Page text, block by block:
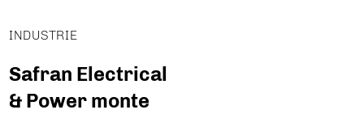
INDUSTRIE
Safran Electrical
& Power monte